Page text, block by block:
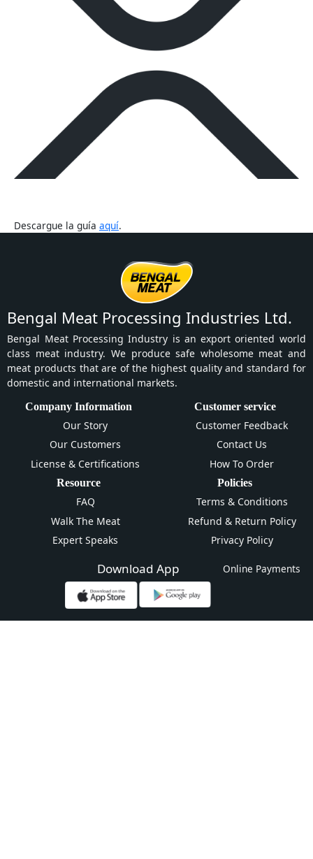
Descargue la guía aquí.
Bengal Meat Processing Industries Ltd.
Bengal Meat Processing Industry is an export oriented world
class meat industry. We produce safe wholesome meat and
meat products that are of the highest quality and standard for
domestic and international markets.
Company Information
Our Story
Our Customers
License & Certifications
Customer service
Customer Feedback
Contact Us
How To Order
Resource
FAQ
Walk The Meat
Expert Speaks
Policies
Terms & Conditions
Refund & Return Policy
Privacy Policy
Download App Online Payments